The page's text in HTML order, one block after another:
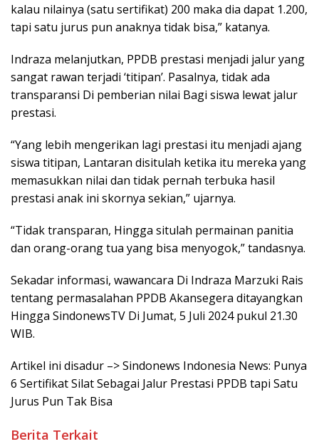
kalau nilainya (satu sertifikat) 200 maka dia dapat 1.200,
tapi satu jurus pun anaknya tidak bisa,” katanya.
Indraza melanjutkan, PPDB prestasi menjadi jalur yang
sangat rawan terjadi ‘titipan’. Pasalnya, tidak ada
transparansi Di pemberian nilai Bagi siswa lewat jalur
prestasi.
“Yang lebih mengerikan lagi prestasi itu menjadi ajang
siswa titipan, Lantaran disitulah ketika itu mereka yang
memasukkan nilai dan tidak pernah terbuka hasil
prestasi anak ini skornya sekian,” ujarnya.
“Tidak transparan, Hingga situlah permainan panitia
dan orang-orang tua yang bisa menyogok,” tandasnya.
Sekadar informasi, wawancara Di Indraza Marzuki Rais
tentang permasalahan PPDB Akansegera ditayangkan
Hingga SindonewsTV Di Jumat, 5 Juli 2024 pukul 21.30
WIB.
Artikel ini disadur –> Sindonews Indonesia News: Punya
6 Sertifikat Silat Sebagai Jalur Prestasi PPDB tapi Satu
Jurus Pun Tak Bisa
Berita Terkait